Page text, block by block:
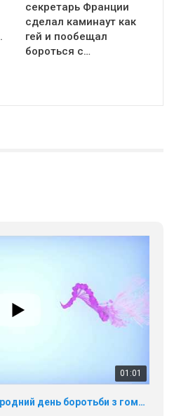
секретарь Франции
сделал каминаут как
гей и пообещал
бороться с…
01:01
17 травня IDAHO. Міжнародний день боротьби з гомофобією трансфобією і біфобія.
відео-звернення про те, що
та не можемо зустрінеться, ми
поділяє цінності рівності та
нас. Регіональні підрозділи